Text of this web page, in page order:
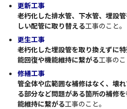
更新工事
老朽化した排水管、下水管、埋設
しい配管に取り替える工事のこと。
更生工事
老朽化した埋設管を取り換えずに
能回復や機能維持に繋がる工事のこ
修繕工事
管全体や広範囲な補修はなく、壊
る部分など問題がある箇所の補修
能維持に繋がる工事のこと。